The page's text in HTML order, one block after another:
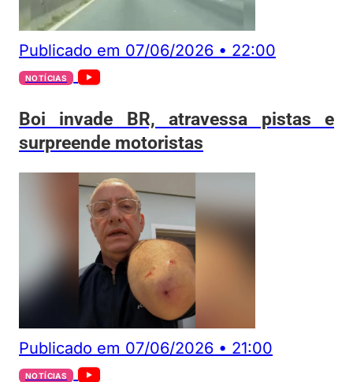
Publicado em 07/06/2026 • 22:00
NOTÍCIAS
Boi invade BR, atravessa pistas e
surpreende motoristas
Publicado em 07/06/2026 • 21:00
NOTÍCIAS